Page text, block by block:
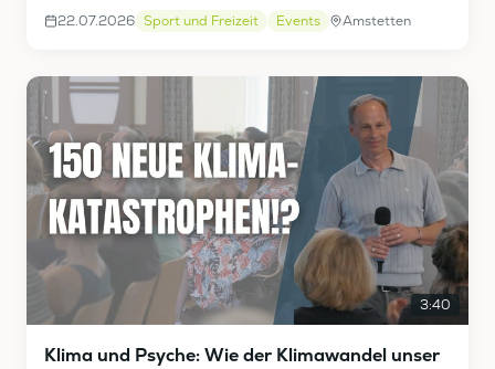
22.07.2026 Sport und Freizeit Events Amstetten
3:40
Klima und Psyche: Wie der Klimawandel unser